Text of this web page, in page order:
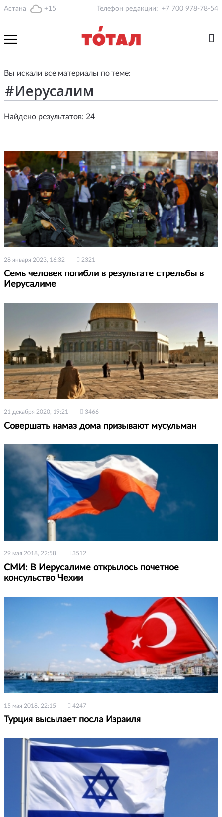
Астана +15 Телефон редакции: +7 700 978-78-54
Вы искали все материалы по теме:
Найдено результатов: 24
28 января 2023, 16:32 2321
Семь человек погибли в результате стрельбы в
Иерусалиме
21 декабря 2020, 19:21 3466
Совершать намаз дома призывают мусульман
29 мая 2018, 22:58 3512
СМИ: В Иерусалиме открылось почетное
консульство Чехии
15 мая 2018, 22:15 4247
Турция высылает посла Израиля